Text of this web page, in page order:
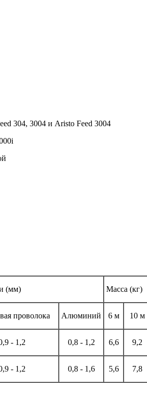
304, 3004 и Aristo Feed 3004
(мм) Масса (кг)
проволока Алюминий 6 м 10 м
- 1,2 0,8 - 1,2 6,6 9,2
- 1,2 0,8 - 1,6 5,6 7,8